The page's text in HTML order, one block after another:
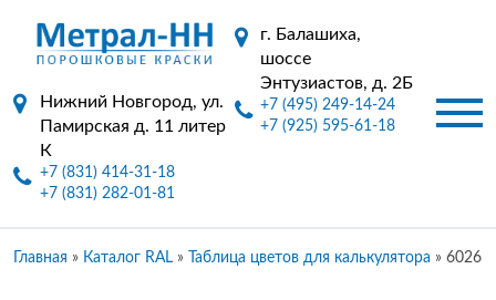
Нижний Новгород, ул.
Памирская д. 11 литер
К
+7 (831) 414-31-18
+7 (831) 282-01-81
г. Балашиха,
шоссе
Энтузиастов, д. 2Б
+7 (495) 249-14-24
+7 (925) 595-61-18
Главная » Каталог RAL » Таблица цветов для калькулятора » 6026